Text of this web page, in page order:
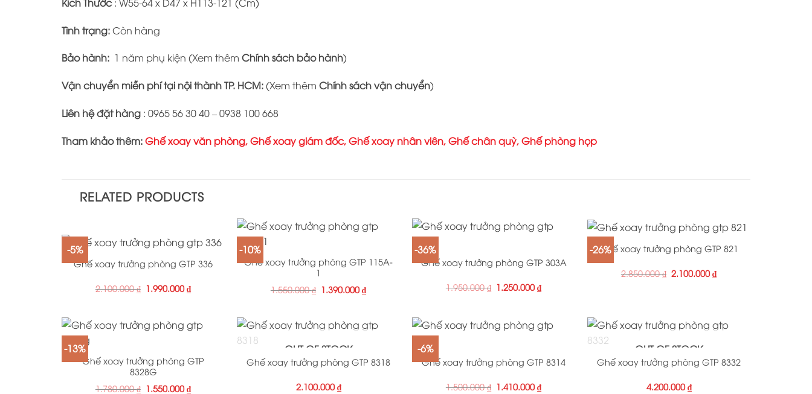
Tình trạng:Còn hàng
Bảo hành: 1 năm phụ kiện (Xem thêm Chính sách bảo hành)
Vận chuyển miễn phí tại nội thành TP. HCM:(Xem thêm Chính sách vận chuyển)
Liên hệ đặt hàng : 0965 56 30 40 – 0938 100 668
Tham khảo thêm:Ghế xoay văn phòng,Ghế xoay giám đốc,Ghế xoay nhân viên,Ghế chân quỳ,Ghế phòng họp
RELATED PRODUCTS
-5%
+
Ghế xoay trưởng phòng GTP 336
2.100.000₫ 1.990.000₫
-10%
+
Ghế xoay trưởng phòng GTP 115A-
1
1.550.000₫ 1.390.000₫
-36%
+
Ghế xoay trưởng phòng GTP 303A
1.950.000₫ 1.250.000₫
-26%
+
Ghế xoay trưởng phòng GTP 821
2.850.000₫ 2.100.000₫
-13%
+
Ghế xoay trưởng phòng GTP
8328G
1.780.000₫ 1.550.000₫
+
OUT OF STOCK
Ghế xoay trưởng phòng GTP 8318
2.100.000₫
-6%
+
Ghế xoay trưởng phòng GTP 8314
1.500.000₫ 1.410.000₫
+
OUT OF STOCK
Ghế xoay trưởng phòng GTP 8332
4.200.000₫